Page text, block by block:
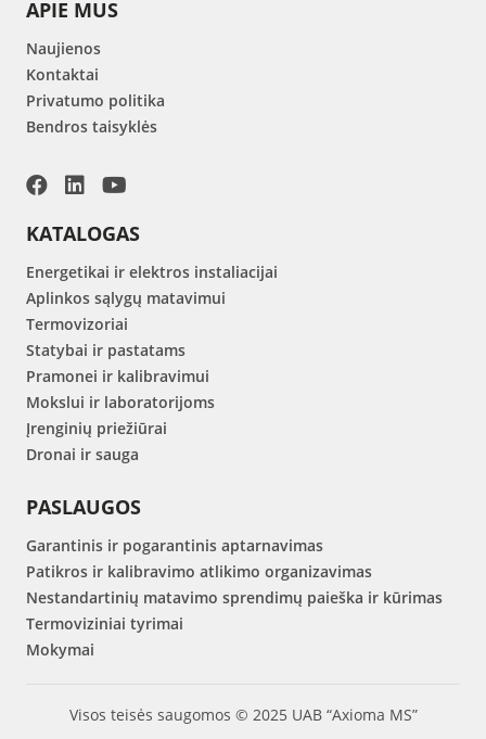
APIE MUS
Naujienos
Kontaktai
Privatumo politika
Bendros taisyklės
KATALOGAS
Energetikai ir elektros instaliacijai
Aplinkos sąlygų matavimui
Termovizoriai
Statybai ir pastatams
Pramonei ir kalibravimui
Mokslui ir laboratorijoms
Įrenginių priežiūrai
Dronai ir sauga
PASLAUGOS
Garantinis ir pogarantinis aptarnavimas
Patikros ir kalibravimo atlikimo organizavimas
Nestandartinių matavimo sprendimų paieška ir kūrimas
Termoviziniai tyrimai
Mokymai
Visos teisės saugomos © 2025 UAB “Axioma MS”